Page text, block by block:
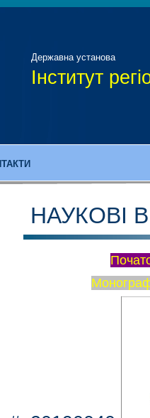
Державна установа
Інститут
НАУКОВІ